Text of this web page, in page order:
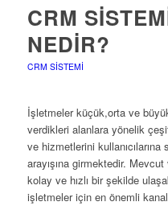
CRM
NEDIR?
CRM SISTEMI
İşletmeler küçük,orta ve
verdikleri alanlara yönelik
ve hizmetlerini
arayışına girmektedir.
kolay ve hızlı bir şekilde
işletmeler için en önemli